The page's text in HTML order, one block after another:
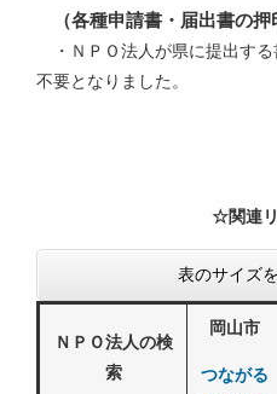
（各種申請書・届出書の押
・ＮＰＯ法人が県に提出す
不要となりました。
☆関連
表のサイズ
ＮＰＯ法人の検
索
岡山市
つながる